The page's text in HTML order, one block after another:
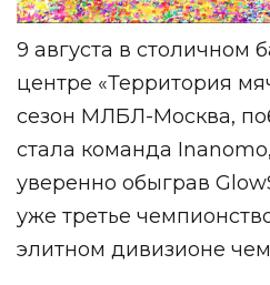
9 августа в столичном
центре «Территория
сезон МЛБЛ-Москва,
стала команда
уверенно обыграв
уже третье
элитном дивизионе